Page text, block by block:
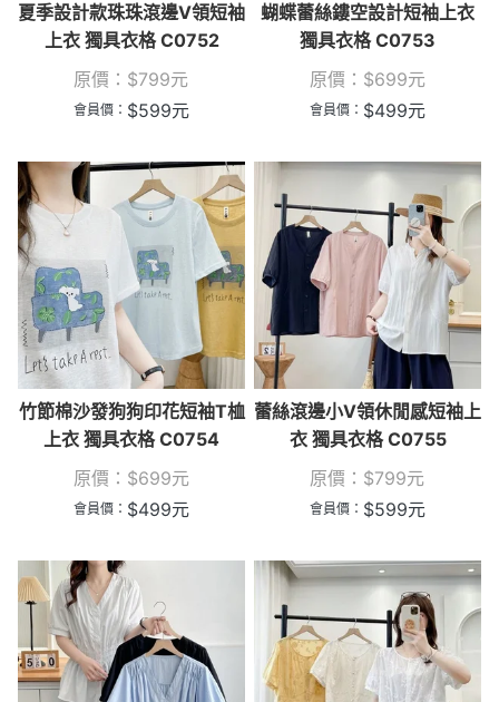
夏季設計款珠珠滾邊V領短袖
上衣 獨具衣格 C0752
原價： $799元
會員價： $599元
蝴蝶蕾絲鏤空設計短袖上衣
獨具衣格 C0753
原價： $699元
會員價： $499元
竹節棉沙發狗狗印花短袖T桖
上衣 獨具衣格 C0754
原價： $699元
會員價： $499元
蕾絲滾邊小V領休閒感短袖上
衣 獨具衣格 C0755
原價： $799元
會員價： $599元